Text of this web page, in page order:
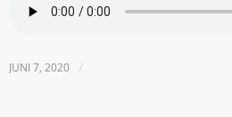
JUNI 7, 2020 /